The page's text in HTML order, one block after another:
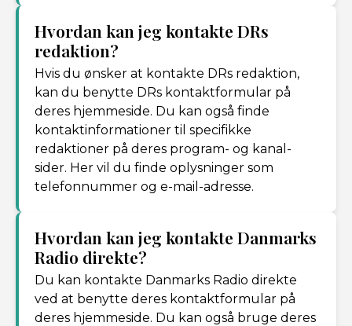
Hvordan kan jeg kontakte DRs
redaktion?
Hvis du ønsker at kontakte DRs redaktion,
kan du benytte DRs kontaktformular på
deres hjemmeside. Du kan også finde
kontaktinformationer til specifikke
redaktioner på deres program- og kanal-
sider. Her vil du finde oplysninger som
telefonnummer og e-mail-adresse.
Hvordan kan jeg kontakte Danmarks
Radio direkte?
Du kan kontakte Danmarks Radio direkte
ved at benytte deres kontaktformular på
deres hjemmeside. Du kan også bruge deres